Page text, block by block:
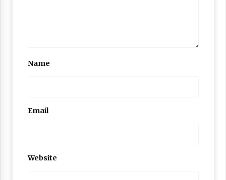
Name
Email
Website